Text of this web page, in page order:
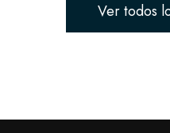
Ver todos